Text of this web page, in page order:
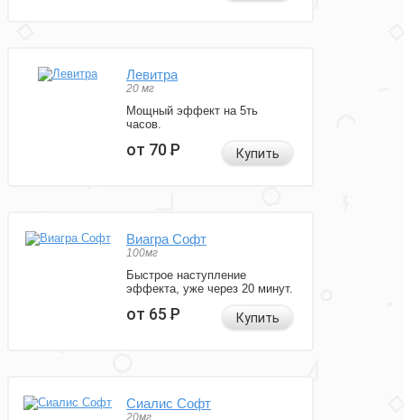
Левитра
20 мг
Мощный эффект на 5ть
часов.
от 70Р Купить
Виагра Софт
100мг
Быстрое наступление
эффекта, уже через 20 минут.
от 65Р Купить
Сиалис Софт